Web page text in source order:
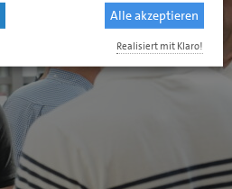
Alle akzeptieren
Realisiert mit Klaro!